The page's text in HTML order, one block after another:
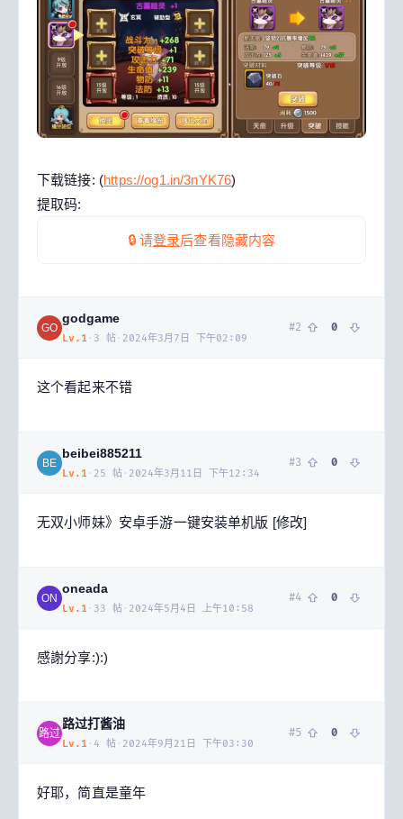
下载链接: (https://og1.in/3nYK76)
提取码:
🔒 请登录后查看隐藏内容
GO
godgame
Lv. 1 · 3 帖 · 2024年3月7日 下午02:09
#2 0
这个看起来不错
BE
beibei885211
Lv. 1 · 25 帖 · 2024年3月11日 下午12:34
#3 0
无双小师妹》安卓手游一键安装单机版 [修改]
ON
oneada
Lv. 1 · 33 帖 · 2024年5月4日 上午10:58
#4 0
感謝分享:):)
路过
路过打酱油
Lv. 1 · 4 帖 · 2024年9月21日 下午03:30
#5 0
好耶，简直是童年